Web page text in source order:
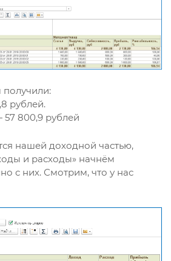
рублей.
800,9 рублей
нашей доходной частью,
и расходы» начнём
с них. Смотрим, что у нас